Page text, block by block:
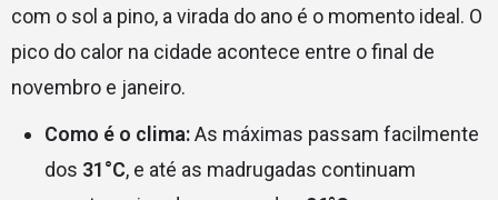
com o sol a pino, a virada do ano é o momento ideal. O
pico do calor na cidade acontece entre o final de
novembro e janeiro.
Como é o clima:As máximas passam facilmente
dos 31°C, e até as madrugadas continuam